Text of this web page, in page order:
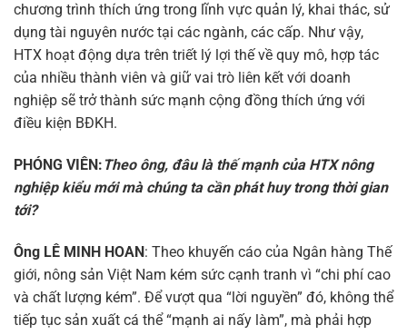
chương trình thích ứng trong lĩnh vực quản lý, khai thác, sử
dụng tài nguyên nước tại các ngành, các cấp. Như vậy,
HTX hoạt động dựa trên triết lý lợi thế về quy mô, hợp tác
của nhiều thành viên và giữ vai trò liên kết với doanh
nghiệp sẽ trở thành sức mạnh cộng đồng thích ứng với
điều kiện BĐKH.
PHÓNG VIÊN: Theo ông, đâu là thế mạnh của HTX nông
nghiệp kiểu mới mà chúng ta cần phát huy trong thời gian
tới?
Ông LÊ MINH HOAN: Theo khuyến cáo của Ngân hàng Thế
giới, nông sản Việt Nam kém sức cạnh tranh vì “chi phí cao
và chất lượng kém”. Để vượt qua “lời nguyền” đó, không thể
tiếp tục sản xuất cá thể “mạnh ai nấy làm”, mà phải hợp